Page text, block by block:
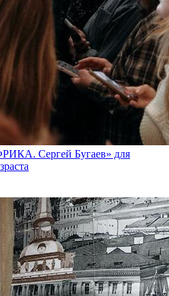
Сергей Бугаев» для